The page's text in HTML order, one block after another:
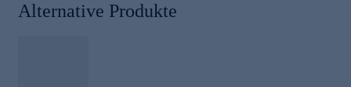
Alternative Produkte